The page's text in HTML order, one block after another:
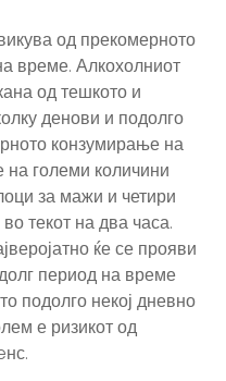
од прекомерното
време. Алкохолниот
од тешкото и
денови и подолго
конзумирање на
големи количини
за мажи и четири
текот на два часа.
ќе се прояви
период на време
подолго некој дневно
е ризикот од